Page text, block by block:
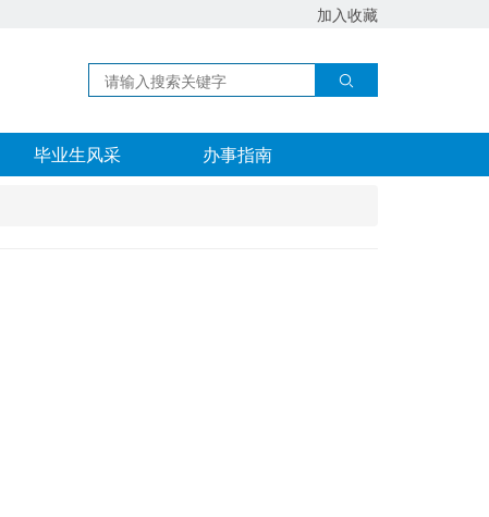
加入收藏
毕业生风采 办事指南